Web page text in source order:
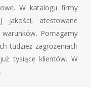
W katalogu firmy
jakości, atestowane
Pomagamy
tudzież zagrożeniach
tysiące klientów. W